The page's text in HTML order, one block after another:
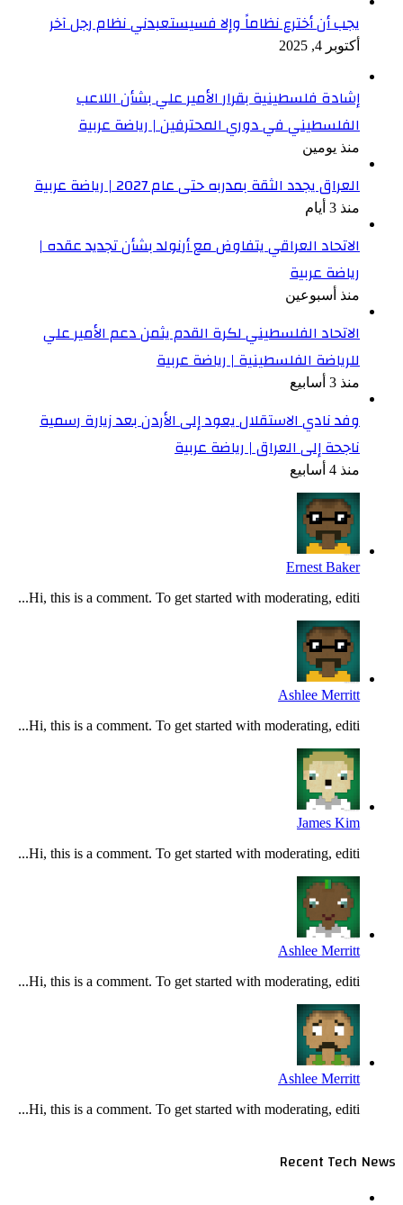
يجب أن أخترع نظاماً وإلا فسيستعبدني نظام رجل آخر
أكتوبر 4, 2025
إشادة فلسطينية بقرار الأمير علي بشأن اللاعب
الفلسطيني في دوري المحترفين | رياضة عربية
منذ يومين
العراق يجدد الثقة بمدربه حتى عام 2027 | رياضة عربية
منذ 3 أيام
الاتحاد العراقي يتفاوض مع أرنولد بشأن تجديد عقده |
رياضة عربية
منذ أسبوعين
الاتحاد الفلسطيني لكرة القدم يثمن دعم الأمير علي
للرياضة الفلسطينية | رياضة عربية
منذ 3 أسابيع
وفد نادي الاستقلال يعود إلى الأردن بعد زيارة رسمية
ناجحة إلى العراق | رياضة عربية
منذ 4 أسابيع
Ernest Baker
Hi, this is a comment. To get started with moderating, editi...
Ashlee Merritt
Hi, this is a comment. To get started with moderating, editi...
James Kim
Hi, this is a comment. To get started with moderating, editi...
Ashlee Merritt
Hi, this is a comment. To get started with moderating, editi...
Ashlee Merritt
Hi, this is a comment. To get started with moderating, editi...
Recent Tech News